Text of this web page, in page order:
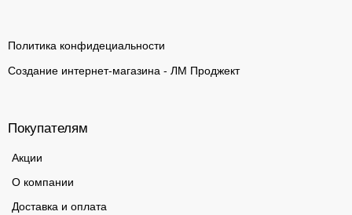
Политика конфидециальности
Создание интернет-магазина - ЛМ Проджект
Покупателям
Акции
О компании
Доставка и оплата